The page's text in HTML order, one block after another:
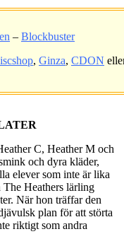
– Blockbuster
, Ginza, CDON
C, Heather M och
och dyra kläder,
elever som inte är lika
Heathers lärling
När hon träffar den
plan för att störta
riktigt som andra